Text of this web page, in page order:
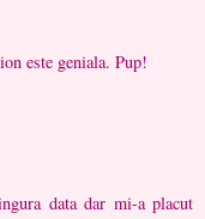
este geniala. Pup!
data dar mi-a placut